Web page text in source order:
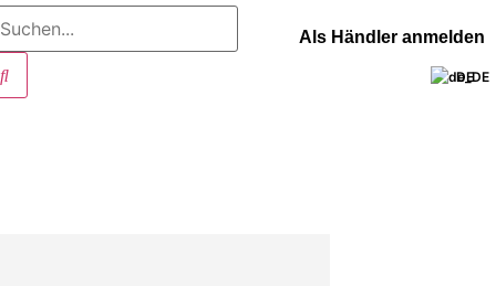
Als Händler anmelden
DE